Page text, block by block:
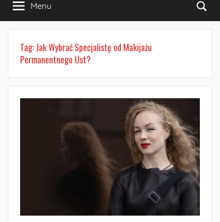
Menu
Tag:Jak Wybrać Specjalistę od Makijażu
Permanentnego Ust?